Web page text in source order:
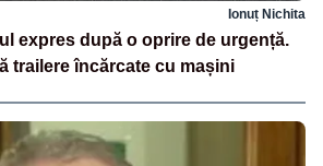
Ionuț Nichita
expres după o oprire de urgență.
trailere încărcate cu mașini